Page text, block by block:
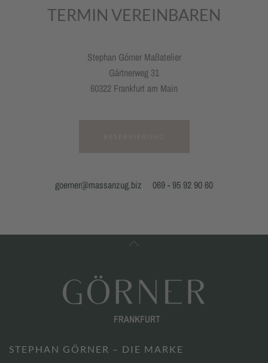
TERMIN VEREINBAREN
Stephan Görner Maßatelier
Gärtnerweg 31
60322 Frankfurt am Main
goerner@massanzug.biz 069 - 95 92 90 60
STEPHAN GÖRNER – DIE MARKE